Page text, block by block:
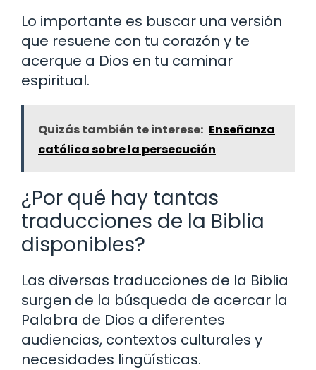
Lo importante es buscar una versión
que resuene con tu corazón y te
acerque a Dios en tu caminar
espiritual.
Quizás también te interese: Enseñanza
católica sobre la persecución
¿Por qué hay tantas
traducciones de la Biblia
disponibles?
Las diversas traducciones de la Biblia
surgen de la búsqueda de acercar la
Palabra de Dios a diferentes
audiencias, contextos culturales y
necesidades lingüísticas.